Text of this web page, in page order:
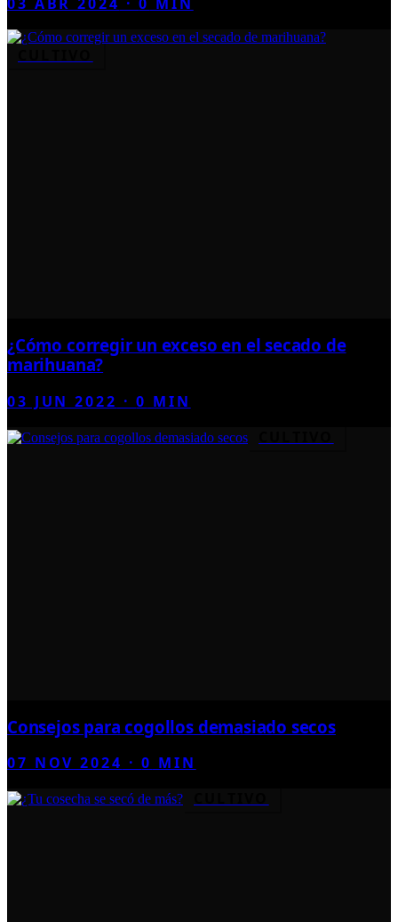
¿Cómo corregir un exceso en el secado de
marihuana?
03 JUN 2022 ·0 MIN
Consejos para cogollos demasiado secos
07 NOV 2024 ·0 MIN